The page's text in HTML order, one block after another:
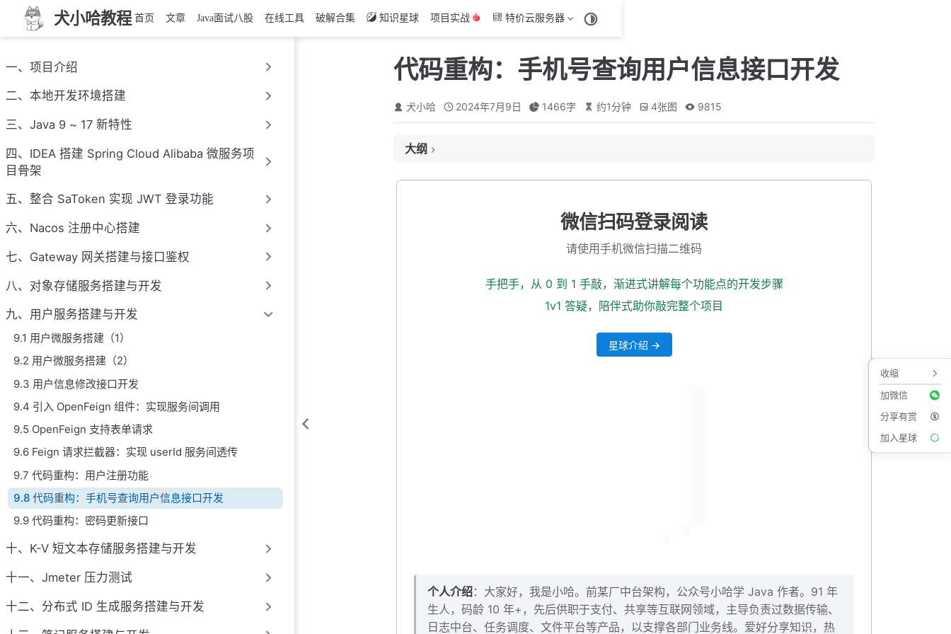
犬小哈教程 首页 文章 Java面试八股 在线工具 破解合集 知识星球 项目实战 特价云服务器
一、项目介绍
二、本地开发环境搭建
三、Java 9 ~ 17 新特性
四、IDEA 搭建 Spring Cloud Alibaba 微服务项
目骨架
五、整合 SaToken 实现 JWT 登录功能
六、Nacos 注册中心搭建
七、Gateway 网关搭建与接口鉴权
八、对象存储服务搭建与开发
九、用户服务搭建与开发
9.1 用户微服务搭建（1）
9.2 用户微服务搭建（2）
9.3 用户信息修改接口开发
9.4 引入 OpenFeign 组件：实现服务间调用
9.5 OpenFeign 支持表单请求
9.6 Feign 请求拦截器：实现 userId 服务间透传
9.7 代码重构：用户注册功能
9.8 代码重构：手机号查询用户信息接口开发
9.9 代码重构：密码更新接口
十、K-V 短文本存储服务搭建与开发
十一、Jmeter 压力测试
十二、分布式 ID 生成服务搭建与开发
代码重构：手机号查询用户信息接口开发
犬小哈 2024年7月9日 1466字 约1分钟 4张图 9815
大纲
微信扫码登录阅读
请使用手机微信扫描二维码
手把手，从 0 到 1 手敲，渐进式讲解每个功能点的开发步骤
1v1 答疑，陪伴式助你敲完整个项目
星球介绍 →
个人介绍：大家好，我是小哈。前某厂中台架构，公众号小哈学 Java 作者。91 年
生人，码龄 10 年+，先后供职于支付、共享等互联网领域，主导负责过数据传输、
日志中台、任务调度、文件平台等产品，以支撑各部门业务线。爱好分享知识，热
收缩
加微信
分享有赏
加入星球